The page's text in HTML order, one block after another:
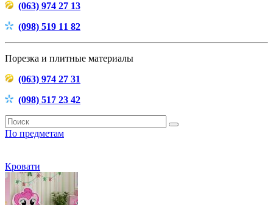
(063) 974 27 13
(098) 519 11 82
Порезка и плитные материалы
(063) 974 27 31
(098) 517 23 42
По предметам
Кровати